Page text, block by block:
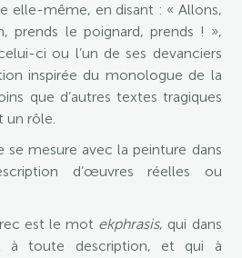
elle-même, en disant : « Allons,
prends le poignard, prends ! »,
ci ou l’un de ses devanciers
inspirée du monologue de la
que d’autres textes tragiques
un rôle.
se mesure avec la peinture dans
d’œuvres réelles ou
est le mot ekphrasis, qui dans
à toute description, et qui à